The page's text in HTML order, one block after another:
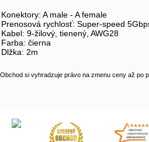
Konektory: A male - A female
Prenosová rychlosť: Super-speed
Kabel: 9-žilový, tienený, AWG28
Farba: čierna
Dlžka: 2m
Obchod si vyhradzuje právo na zmenu ceny až po